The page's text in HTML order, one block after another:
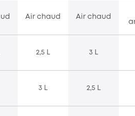
Air chaud
Air chaud
2,5 L 3 L
3 L 2,5 L